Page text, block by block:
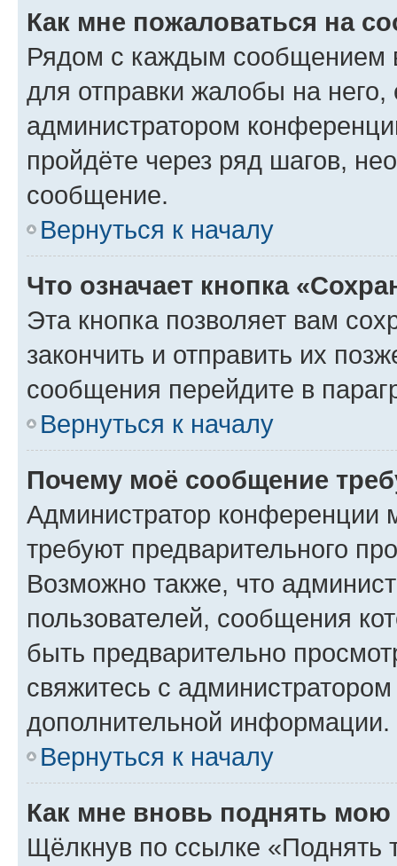
Как мне пожаловаться на
Рядом с каждым сообщением
для отправки жалобы на
администратором
пройдёте через ряд шагов,
сообщение.
Вернуться к началу
Что означает кнопка
Эта кнопка позволяет вам
закончить и отправить их
сообщения перейдите в
Вернуться к началу
Почему моё сообщение
Администратор конференции
требуют предварительного
Возможно также, что
пользователей, сообщения
быть предварительно
свяжитесь с
дополнительной информации.
Вернуться к началу
Как мне вновь поднять мою
Щёлкнув по ссылке «Поднять